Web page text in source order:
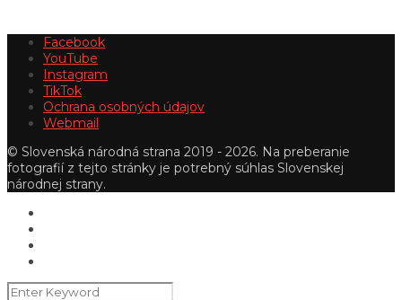
Facebook
YouTube
Instagram
TikTok
Ochrana osobných údajov
Webmail
© Slovenská národná strana 2019 - 2026. Na preberanie
fotografií z tejto stránky je potrebný súhlas Slovenskej
národnej strany.